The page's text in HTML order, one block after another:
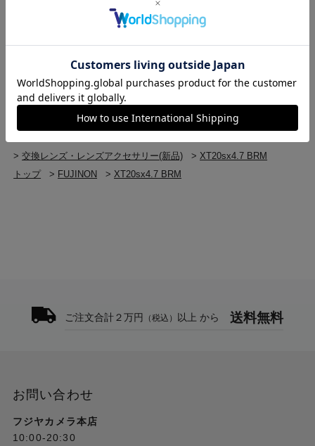
FUJINON 交換レンズ・レンズアクセサリー
交換レンズ・レンズアクセサリー
>FUJINON 交換レンズ・レンズアクセサリー
FUJINON 交換レンズ・レンズアクセサリー(新品)
>XT20sx4.7 BRM
トップ
>交換レンズ・レンズアクセサリー
XT20sx4.7 BRM
>交換レンズ・レンズアクセサリー(新品) > XT20sx4.7 BRM
トップ
> FUJINON > XT20sx4.7 BRM
ご注文合計２万円 （税込） 以上 から 送料無料
お問い合わせ
フジヤカメラ本店
10:00-20:30